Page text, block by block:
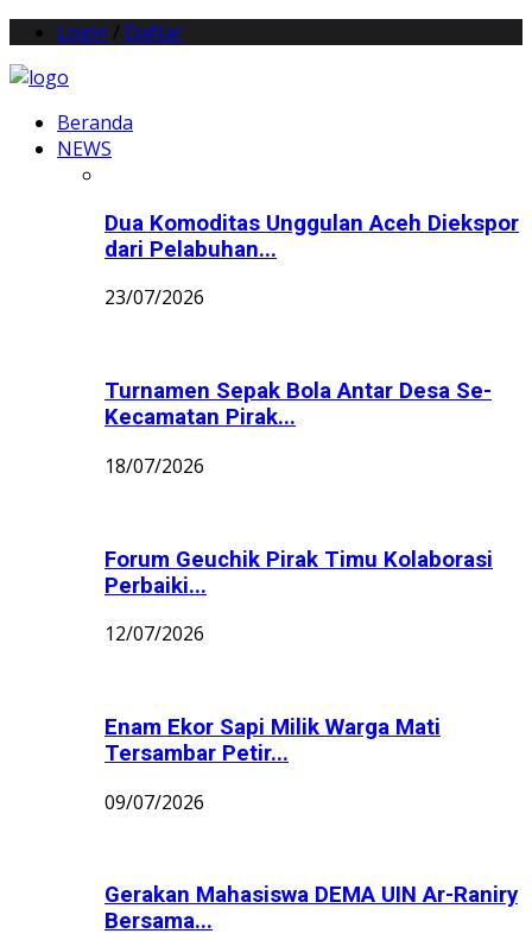
Login / Daftar
Beranda
NEWS
Dua Komoditas Unggulan Aceh Diekspor
dari Pelabuhan...
23/07/2026
Turnamen Sepak Bola Antar Desa Se-
Kecamatan Pirak...
18/07/2026
Forum Geuchik Pirak Timu Kolaborasi
Perbaiki...
12/07/2026
Enam Ekor Sapi Milik Warga Mati
Tersambar Petir...
09/07/2026
Gerakan Mahasiswa DEMA UIN Ar-Raniry
Bersama...